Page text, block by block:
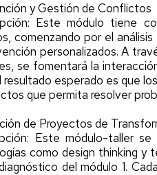
y Gestión de Conflictos
Este módulo tiene
comenzando por el
personalizados. A
se fomentará la
resultado esperado es que
que permita resolver
de Proyectos de
Este módulo-taller
como design thinking y
del módulo 1.